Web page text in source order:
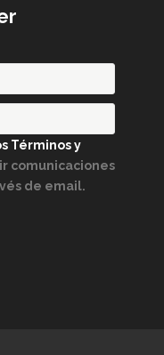
Términos y
comunicaciones
de email.